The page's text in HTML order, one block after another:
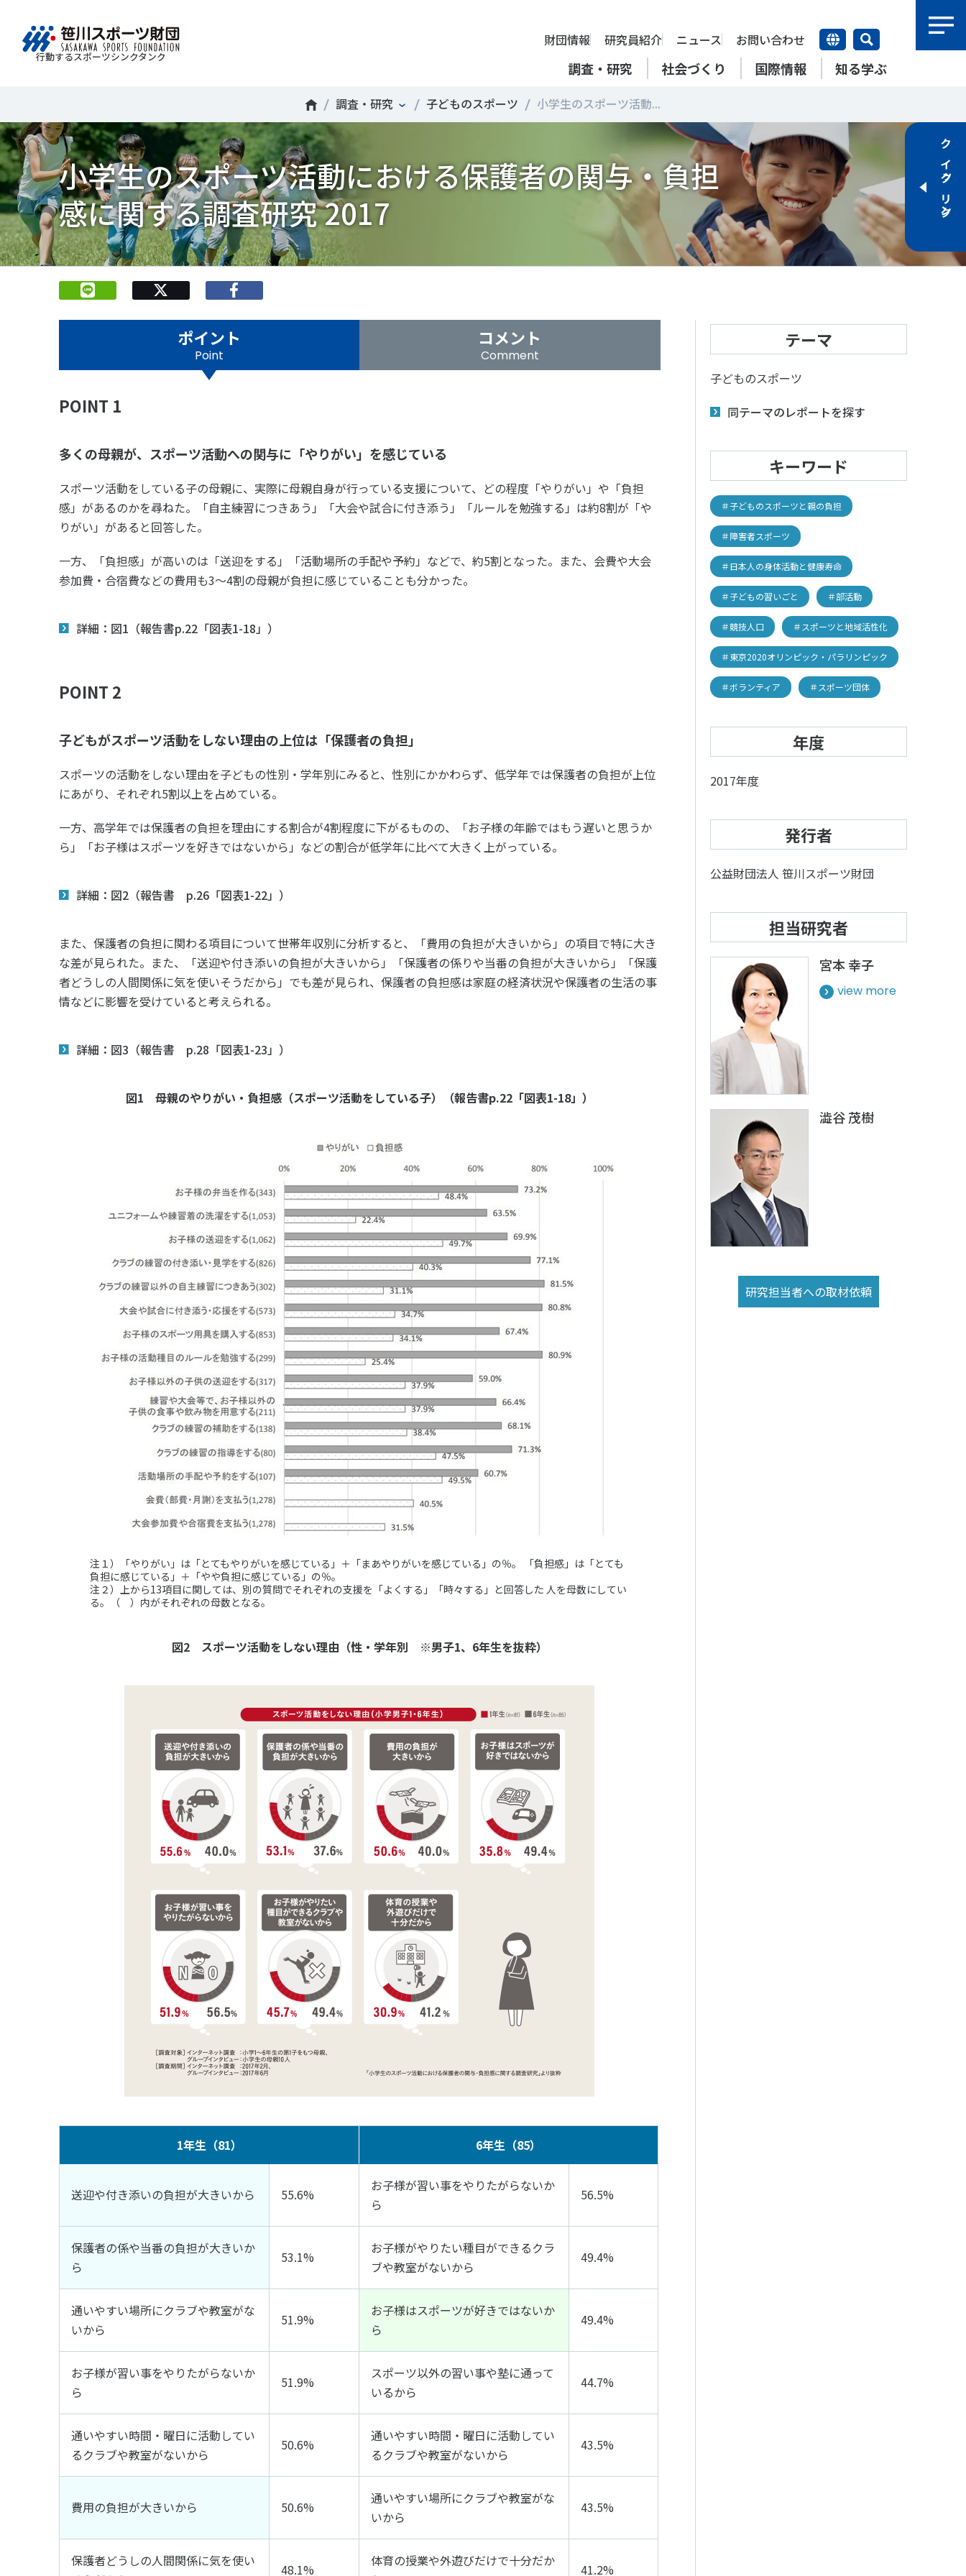
行動するスポーツシンクタンク
調査・研究 社会づくり 国際情報 知る学ぶ
財団情報 研究員紹介 ニュース お問い合わせ
財団情報
理事長挨拶
組織
SSF Guidebook
研究員紹介
研究員
上席特別研究員
特別研究員
セミナー
【動画】スポーツでアクティブなまちづくり
諸外国のスポーツ情報（イギリス）
諸外国のスポーツ情報（ドイツ）
諸外国のスポーツ情報（アメリカ）
諸外国のスポーツ情報（カナダ）
諸外国のスポーツ情報（ブラジル）
諸外国のスポーツ情報（オーストラリア
SSF研究員による国際情報
個人情報保護方針 ソーシャルメディア運営方針
＃誰が子どものスポーツをささえるのか ＃部活動 ＃アクティブなまちづくり ＃日本人の身体活動と健康寿命 ＃障害者スポーツ ＃スポーツ基本計画
＃競技人口 ＃高齢者スポーツ ＃差別とダイバーシティ
スポーツライフ・データ スポーツ白書 政策提言
子どものスポーツ
スポーツ・ガバナンス スポーツボランティア
社会づくり
自治体との連携
各教育機関との連携
スポーツ振興団体との連携
なまちづくり
知る学ぶ
SPORT POLICY INCUBATOR ―
Sport Topics
スポーツ 歴史の検証
スポーツ辞典
Mission＆Visionの達成に向けさまざまな
研究調査活動を行います。客観的な分
析・研究に基づく実現性のある政策提言
につなげています。
スポーツライフ・データ
スポーツ白書
政策提言
子どものスポーツ
障害者スポーツ
スポーツによるまちづくり
スポーツ・ガバナンス
スポーツボランティア
スポーツ政策・予算
健康とスポーツ
【動画】スポーツでアクティブ
なまちづくり
新たな地域スポーツプラットフォーム
RSMO 地域スポーツ運営組織
運動部活動の実態と地域展開・
地域移行
自治体・スポーツ組織・企業・教育機関等と連携し、スポー
ツ推進計画の策定やスポーツ振興、地域課題の解決につなが
る取り組みを共同で実践しています。
自治体との連携
各教育機関との連携
スポーツ振興団体との連携
【動画】スポーツでアクティブなまちづくり
アクティブチャレンジ
スポーツ・ライフデータ
運動部活動の実態と地域展開・
地域移行
「スポーツ・フォー・オール」の理念を共有する国際機関や
日本国外の組織との連携、国際会議での研究成果の発表など
を行います。また、諸外国のスポーツ政策の比較、研究、情
報収集に積極的に取り組んでいます。
諸外国のスポーツ政策
諸外国のスポーツ事情
SSF研究員による国際情報コラム
SSFの英語版WEBサイト
SSFとできること
自治体／行政機関の方へ
SSFとできること
研究機関／競技団体の方へ
日本のスポーツ政策についての論考、部
活動やこどもの運動実施率などのスポー
ツ界の諸問題に関するコラム、スポーツ
史に残る貴重な証言など、様々な読み物
コンテンツを作成し、スポーツの果たす
べき役割を考察しています。
運動部活動の実態と地域展開・地域
移行
スポーツ時事問題
SPORT TOPICS
障害者のスポーツの日常化
誰もがささえやすい子どものスポー
ツの環境づくり
スポーツ辞典
スポーツ 歴史の検証
SPORT POLICY INCUBATOR―スポ
ーツ政策の『卵』―
SSF BOOKS
新型コロナウイルスとスポーツ
SSFとできること
自治体／行政機関の方へ
SSFとできること
研究機関／競技団体の方へ
SSFとできること
学生／大学生の方へ
クイックリンク
調査・研究 子どものスポーツ 小学生のスポーツ活動...
小学生のスポーツ活動における保護者の関与・負担
感に関する調査研究 2017
ポイント
Point
コメント
Comment
POINT 1
多くの母親が、スポーツ活動への関与に「やりがい」を感じている
スポーツ活動をしている子の母親に、実際に母親自身が行っている支援について、どの程度「やりがい」や「負担
感」があるのかを尋ねた。「自主練習につきあう」「大会や試合に付き添う」「ルールを勉強する」は約8割が「や
りがい」があると回答した。
一方、「負担感」が高いのは「送迎をする」「活動場所の手配や予約」などで、約5割となった。また、会費や大会
参加費・合宿費などの費用も3～4割の母親が負担に感じていることも分かった。
詳細：図1（報告書p.22「図表1-18」）
POINT 2
子どもがスポーツ活動をしない理由の上位は「保護者の負担」
スポーツの活動をしない理由を子どもの性別・学年別にみると、性別にかかわらず、低学年では保護者の負担が上位
にあがり、それぞれ5割以上を占めている。
一方、高学年では保護者の負担を理由にする割合が4割程度に下がるものの、「お子様の年齢ではもう遅いと思うか
ら」「お子様はスポーツを好きではないから」などの割合が低学年に比べて大きく上がっている。
詳細：図2（報告書 p.26「図表1-22」）
また、保護者の負担に関わる項目について世帯年収別に分析すると、「費用の負担が大きいから」の項目で特に大き
な差が見られた。また、「送迎や付き添いの負担が大きいから」「保護者の係りや当番の負担が大きいから」「保護
者どうしの人間関係に気を使いそうだから」でも差が見られ、保護者の負担感は家庭の経済状況や保護者の生活の事
情などに影響を受けていると考えられる。
詳細：図3（報告書 p.28「図表1-23」）
図1 母親のやりがい・負担感（スポーツ活動をしている子）（報告書p.22「図表1-18」）
注１）「やりがい」は「とてもやりがいを感じている」＋「まあやりがいを感じている」の％。 「負担感」は「とても
負担に感じている」＋「やや負担に感じている」の％。
注２）上から13項目に関しては、別の質問でそれぞれの支援を「よくする」「時々する」と回答した 人を母数にしてい
る。（ ）内がそれぞれの母数となる。
図2 スポーツ活動をしない理由（性・学年別 ※男子1、6年生を抜粋）
1年生（81） 6年生（85）
送迎や付き添いの負担が大きいから 55.6%
お子様が習い事をやりたがらないか
ら
56.5%
保護者の係や当番の負担が大きいか
ら
53.1%
お子様がやりたい種目ができるクラ
ブや教室がないから
49.4%
通いやすい場所にクラブや教室がな
いから
51.9%
お子様はスポーツが好きではないか
ら
49.4%
お子様が習い事をやりたがらないか
ら
51.9%
スポーツ以外の習い事や塾に通って
いるから
44.7%
通いやすい時間・曜日に活動してい
るクラブや教室がないから
50.6%
通いやすい時間・曜日に活動してい
るクラブや教室がないから
43.5%
費用の負担が大きいから 50.6%
通いやすい場所にクラブや教室がな
いから
43.5%
保護者どうしの人間関係に気を使い
48.1%
体育の授業や外遊びだけで十分だか
41.2%
テーマ
子どものスポーツ
同テーマのレポートを探す
キーワード
＃子どものスポーツと親の負担
＃障害者スポーツ
＃日本人の身体活動と健康寿命
＃子どもの習いごと ＃部活動
＃競技人口 ＃スポーツと地域活性化
＃東京2020オリンピック・パラリンピック
＃ボランティア ＃スポーツ団体
年度
2017年度
発行者
公益財団法人 笹川スポーツ財団
担当研究者
宮本 幸子
view more
澁谷 茂樹
研究担当者への取材依頼